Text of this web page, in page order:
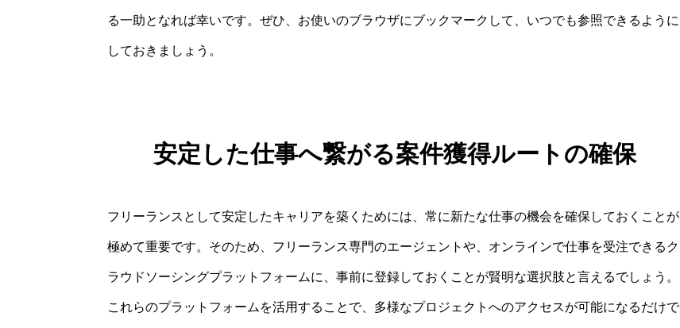
る一助となれば幸いです。ぜひ、お使いのブラウザにブックマークして、いつでも参照できるように
しておきましょう。
安定した仕事へ繋がる案件獲得ルートの確保
フリーランスとして安定したキャリアを築くためには、常に新たな仕事の機会を確保しておくことが
極めて重要です。そのため、フリーランス専門のエージェントや、オンラインで仕事を受注できるク
ラウドソーシングプラットフォームに、事前に登録しておくことが賢明な選択肢と言えるでしょう。
これらのプラットフォームを活用することで、多様なプロジェクトへのアクセスが可能になるだけで